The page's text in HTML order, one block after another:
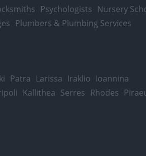
Psychologists Nursery
Plumbers & Plumbing Services
Patra Larissa Iraklio Ioannina
Kallithea Serres Rhodes